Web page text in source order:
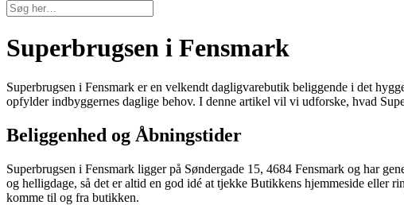
Superbrugsen i Fensmark
Superbrugsen i Fensmark er en velkendt dagligvarebutik beliggende i det
opfylder indbyggernes daglige behov. I denne artikel vil vi udforske, hvad
Beliggenhed og Åbningstider
Superbrugsen i Fensmark ligger på Søndergade 15, 4684 Fensmark og har
og helligdage, så det er altid en god idé at tjekke Butikkens hjemmeside eller
komme til og fra butikken.